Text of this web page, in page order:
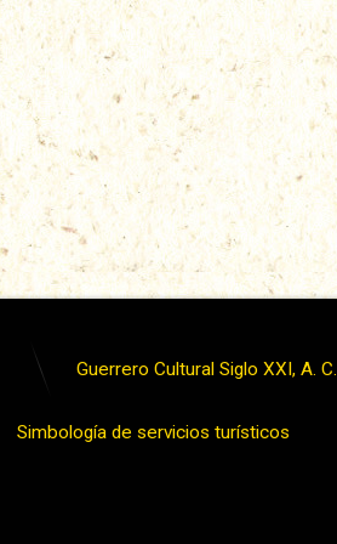
Guerrero Cultural Siglo XXI, A. C.
Simbología de servicios turísticos